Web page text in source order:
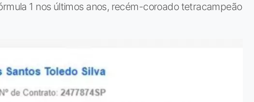
1 nos últimos anos, recém-coroado tetracampeão